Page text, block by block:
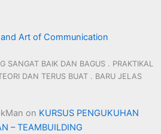
Art of Communication
SANGAT BAIK DAN BAGUS . PRAKTIKAL
DAN TERUS BUAT . BARU JELAS
on KURSUS PENGUKUHAN
– TEAMBUILDING